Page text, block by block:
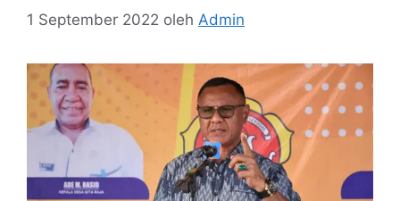
1 September 2022 oleh Admin